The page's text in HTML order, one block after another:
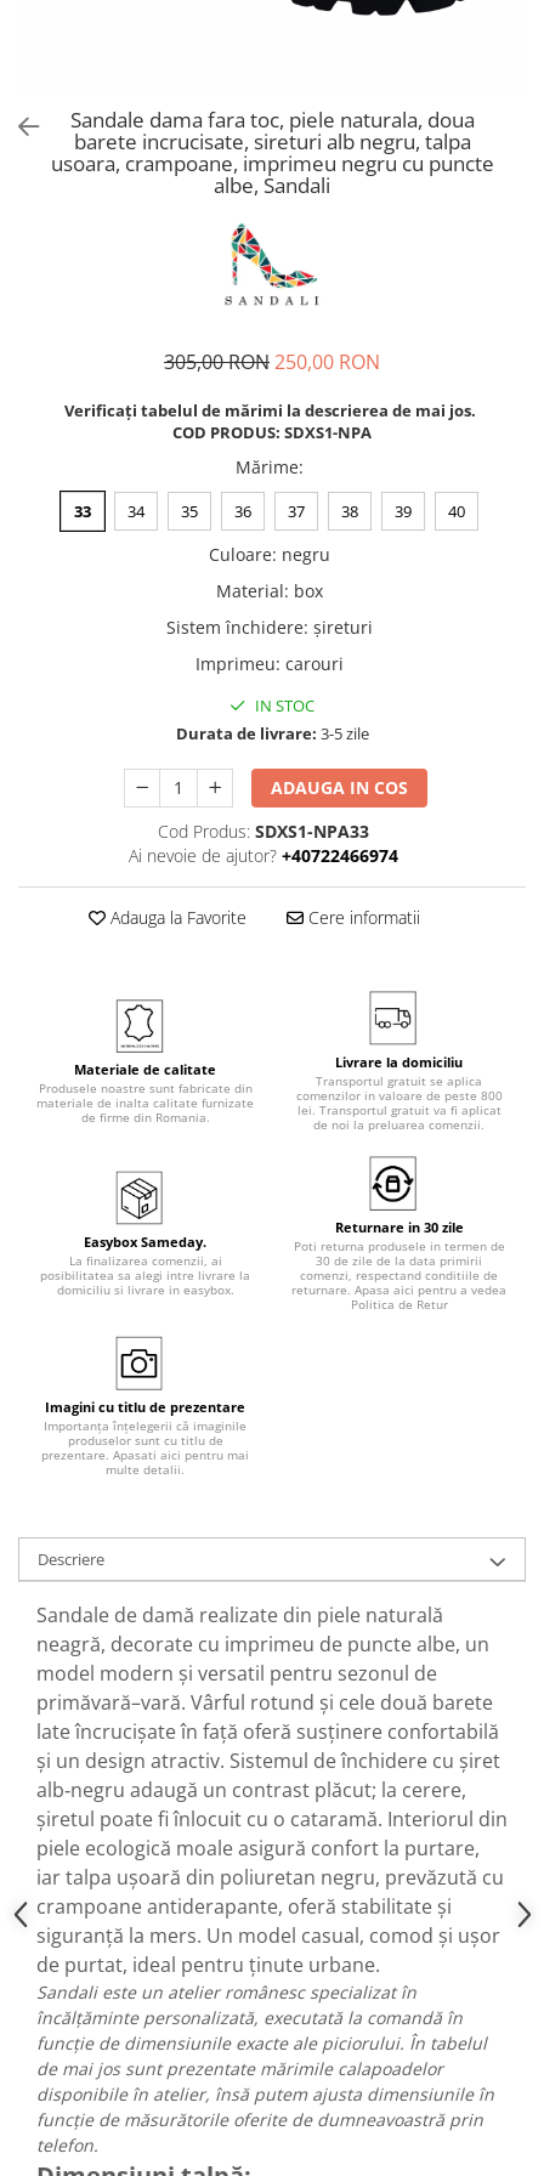
Sandale dama fara toc, piele naturala, doua
barete incrucisate, sireturi alb negru, talpa
usoara, crampoane, imprimeu negru cu puncte
albe, Sandali
305,00 RON250,00 RON
Verificați tabelul de mărimi la descrierea de mai jos.
COD PRODUS: SDXS1-NPA
Mărime:
33 34 35 36 37 38 39 40
Culoare: negru
Material: box
Sistem închidere: șireturi
Imprimeu: carouri
IN STOC
Durata de livrare: 3-5 zile
ADAUGA IN COS
Cod Produs: SDXS1-NPA33
Ai nevoie de ajutor? +40722466974
Adauga la Favorite Cere informatii
Materiale de calitate
Produsele noastre sunt fabricate din
materiale de inalta calitate furnizate
de firme din Romania.
Livrare la domiciliu
Transportul gratuit se aplica
comenzilor in valoare de peste 800
lei. Transportul gratuit va fi aplicat
de noi la preluarea comenzii.
Easybox Sameday.
La finalizarea comenzii, ai
posibilitatea sa alegi intre livrare la
domiciliu si livrare in easybox.
Returnare in 30 zile
Poti returna produsele in termen de
30 de zile de la data primirii
comenzi, respectand conditiile de
returnare. Apasa aici pentru a vedea
Politica de Retur
Imagini cu titlu de prezentare
Importanța înțelegerii că imaginile
produselor sunt cu titlu de
prezentare. Apasati aici pentru mai
multe detalii.
Descriere
Sandale de damă realizate din piele naturală
neagră, decorate cu imprimeu de puncte albe, un
model modern și versatil pentru sezonul de
primăvară–vară. Vârful rotund și cele două barete
late încrucișate în față oferă susținere confortabilă
și un design atractiv. Sistemul de închidere cu șiret
alb‑negru adaugă un contrast plăcut; la cerere,
șiretul poate fi înlocuit cu o cataramă. Interiorul din
piele ecologică moale asigură confort la purtare,
iar talpa ușoară din poliuretan negru, prevăzută cu
crampoane antiderapante, oferă stabilitate și
siguranță la mers. Un model casual, comod și ușor
de purtat, ideal pentru ținute urbane.
Sandali este un atelier românesc specializat în
încălțăminte personalizată, executată la comandă în
funcție de dimensiunile exacte ale piciorului. În tabelul
de mai jos sunt prezentate mărimile calapoadelor
disponibile în atelier, însă putem ajusta dimensiunile în
funcție de măsurătorile oferite de dumneavoastră prin
telefon.